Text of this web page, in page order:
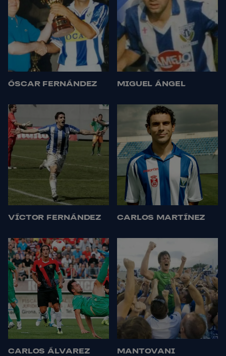
ÓSCAR FERNÁNDEZ MIGUEL ÁNGEL
VÍCTOR FERNÁNDEZ CARLOS MARTÍNEZ
CARLOS ÁLVAREZ MANTOVANI